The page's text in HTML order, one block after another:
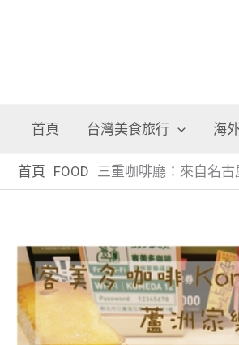
首頁 台灣美食旅行 海
首頁 FOOD 三重咖啡廳：來自名